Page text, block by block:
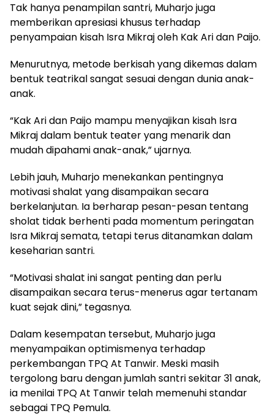
Tak hanya penampilan santri, Muharjo juga
memberikan apresiasi khusus terhadap
penyampaian kisah Isra Mikraj oleh Kak Ari dan Paijo.
Menurutnya, metode berkisah yang dikemas dalam
bentuk teatrikal sangat sesuai dengan dunia anak-
anak.
“Kak Ari dan Paijo mampu menyajikan kisah Isra
Mikraj dalam bentuk teater yang menarik dan
mudah dipahami anak-anak,” ujarnya.
Lebih jauh, Muharjo menekankan pentingnya
motivasi shalat yang disampaikan secara
berkelanjutan. Ia berharap pesan-pesan tentang
sholat tidak berhenti pada momentum peringatan
Isra Mikraj semata, tetapi terus ditanamkan dalam
keseharian santri.
“Motivasi shalat ini sangat penting dan perlu
disampaikan secara terus-menerus agar tertanam
kuat sejak dini,” tegasnya.
Dalam kesempatan tersebut, Muharjo juga
menyampaikan optimismenya terhadap
perkembangan TPQ At Tanwir. Meski masih
tergolong baru dengan jumlah santri sekitar 31 anak,
ia menilai TPQ At Tanwir telah memenuhi standar
sebagai TPQ Pemula.